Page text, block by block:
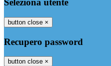
Seleziona utente
button close ×
Recupero password
button close ×